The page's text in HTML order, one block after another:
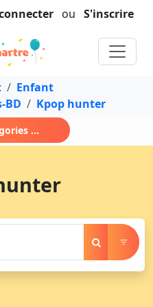
ou S'inscrire
Enfant
BD
Kpop hunter
...